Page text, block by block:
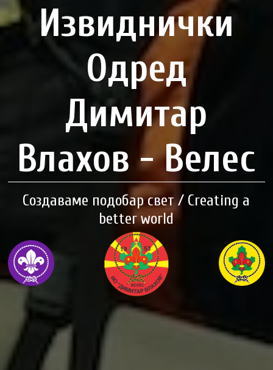
Извиднички
Одред
Димитар
Влахов - Велес
Создаваме подобар свет / Creating a
better world